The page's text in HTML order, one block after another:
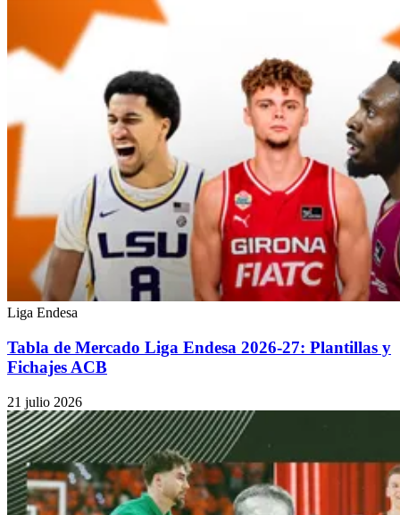
Liga Endesa
Tabla de Mercado Liga Endesa 2026-27: Plantillas y
Fichajes ACB
21 julio 2026